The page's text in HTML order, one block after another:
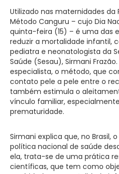
Utilizado nas maternidades da
Método Canguru – cujo Dia
quinta-feira (15) – é uma das
reduzir a mortalidade infantil,
pediatra e neonatologista da
Saúde (Sesau), Sirmani
especialista, o método, que
contato pele a pele entre o
também estimula o
vínculo familiar,
prematuridade.
Sirmani explica que, no Brasil,
política nacional de saúde
ela, trata-se de uma prática
científicas, que tem como